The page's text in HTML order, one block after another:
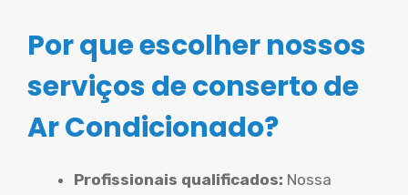
Por que escolher nossos
serviços de conserto de
Ar Condicionado?
Profissionais qualificados: Nossa